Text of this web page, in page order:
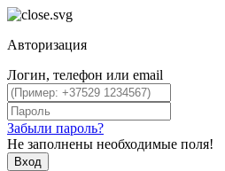
Авторизация
Логин, телефон или email
Забыли пароль?
Не заполнены необходимые поля!
Вход